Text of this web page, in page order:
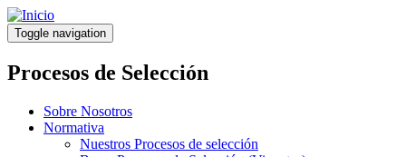
Pasar
al
contenido
principal
Toggle navigation
Procesos de Selección
Sobre Nosotros
Normativa
Nuestros Procesos de selección